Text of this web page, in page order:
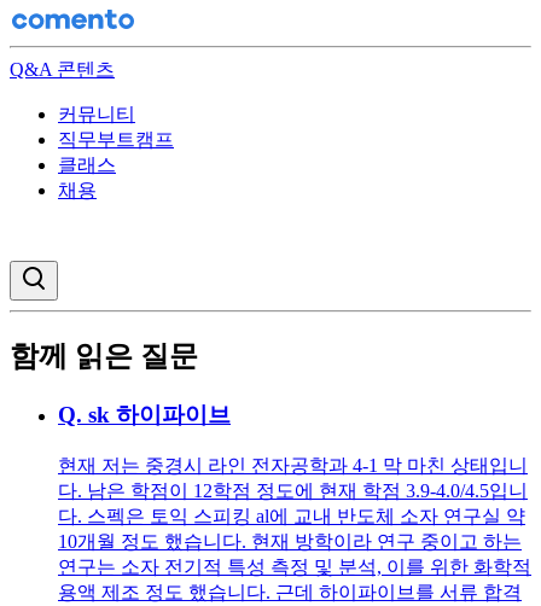
Q&A 콘텐츠
커뮤니티
직무부트캠프
클래스
채용
함께 읽은 질문
Q. sk 하이파이브
현재 저는 중경시 라인 전자공학과 4-1 막 마친 상태입니
다. 남은 학점이 12학점 정도에 현재 학점 3.9-4.0/4.5입니
다. 스펙은 토익 스피킹 al에 교내 반도체 소자 연구실 약
10개월 정도 했습니다. 현재 방학이라 연구 중이고 하는
연구는 소자 전기적 특성 측정 및 분석, 이를 위한 화학적
용액 제조 정도 했습니다. 근데 하이파이브를 서류 합격